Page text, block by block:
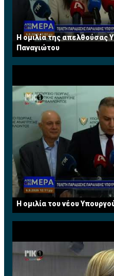
Η ομιλία της απελθούσας
Παναγιώτου
Η ομιλία του νέου